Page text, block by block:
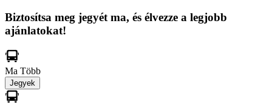
Biztosítsa meg jegyét ma, és élvezze a legjobb
ajánlatokat!
Ma Több
Jegyek